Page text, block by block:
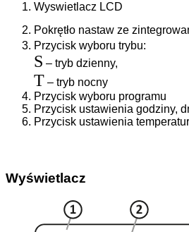
Wyswietlacz LCD
Pokrętło nastaw ze
Przycisk wyboru trybu:
S – tryb dzienny,
T – tryb nocny
Przycisk wyboru programu
Przycisk ustawienia godziny,
Przycisk ustawienia
Wyświetlacz